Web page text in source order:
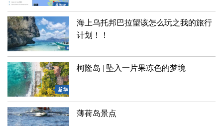
海上乌托邦巴拉望该怎么玩之我的旅行
计划！！
柯隆岛 | 坠入一片果冻色的梦境
薄荷岛景点